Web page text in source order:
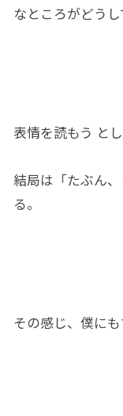
なところがどうし
表情を読もう とし
結局は 「たぶん
る。
その感じ、僕にも